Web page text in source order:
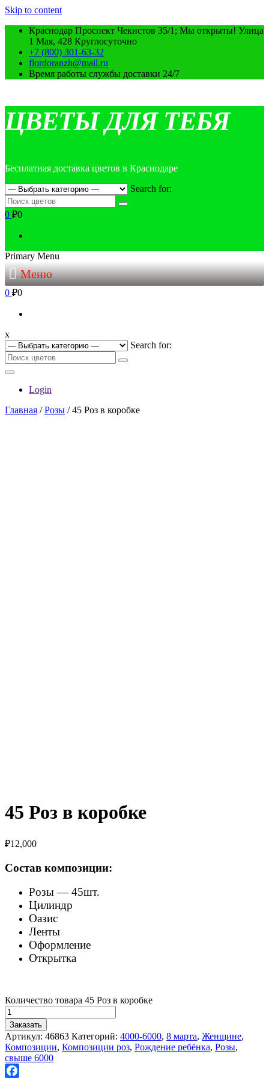
Skip to content
Краснодар Проспект Чекистов 35/1; Мы открыты! Улица
1 Мая, 428 Круглосуточно
+7 (800) 301-63-32
flordoranzh@mail.ru
Время работы службы доставки 24/7
ЦВЕТЫ ДЛЯ ТЕБЯ
Бесплатная доставка цветов в Краснодаре
Search for:
0 ₽0
Primary Menu
Меню
0 ₽0
x
Search for:
Login
Главная /Розы / 45 Роз в коробке
45 Роз в коробке
₽12,000
Состав композиции:
Розы — 45шт.
Цилиндр
Оазис
Ленты
Оформление
Открытка
Количество товара 45 Роз в коробке
Заказать
Артикул: 46863 Категорий: 4000-6000, 8 марта, Женщине,
Композиции, Композиции роз, Рождение ребёнка, Розы,
свыше 6000